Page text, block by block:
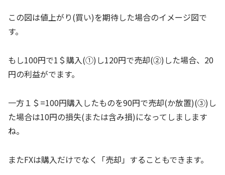
この図は値上がり(買い)を期待した場合のイメージ図で
す。
もし100円で1＄購入(①)し120円で売却(②)した場合、20
円の利益がでます。
一方１＄=100円購入したものを90円で売却(か放置)(③)し
た場合は10円の損失(または含み損)になってしまします
ね。
またFXは購入だけでなく「売却」することもできます。